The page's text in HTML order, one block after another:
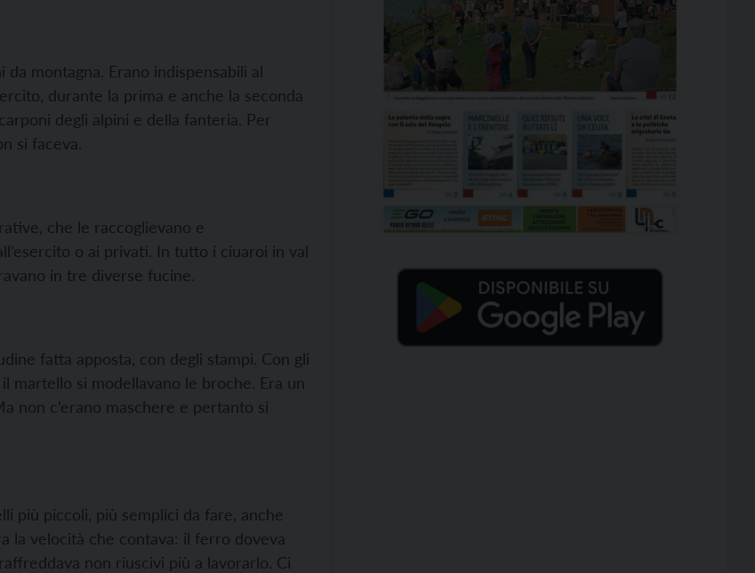
montagna. Erano indispensabili al
durante la prima e anche la seconda
degli alpini e della fanteria. Per
si faceva.
che le raccoglievano e
o ai privati. In tutto i ciuaroi in val
in tre diverse fucine.
fatta apposta, con degli stampi. Con gli
martello si modellavano le broche. Era un
non c’erano maschere e pertanto si
più piccoli, più semplici da fare, anche
la velocità che contava: il ferro doveva
non riuscivi più a lavorarlo. Ci